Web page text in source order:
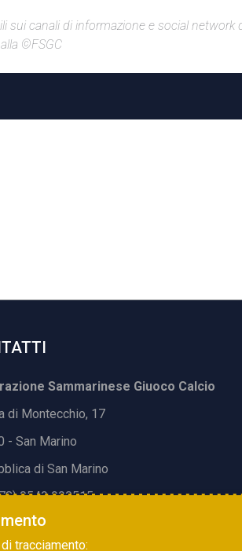
sui canali di informazione e social network
©FSGC
Sammarinese Giuoco Calcio
di Montecchio, 17
- San Marino
di San Marino
0549 990515
tracciamento: